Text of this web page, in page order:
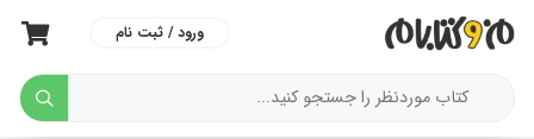
ورود / ثبت نام